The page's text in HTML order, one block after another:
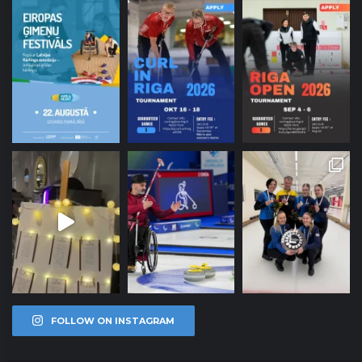
FOLLOW ON INSTAGRAM